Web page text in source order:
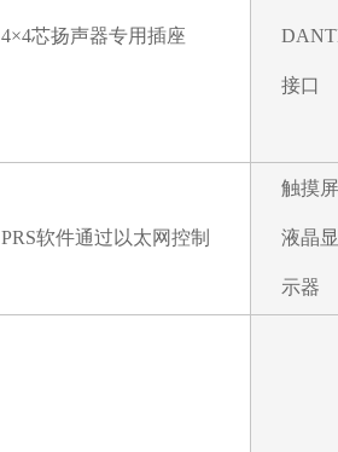
4×4芯扬声器专用插座
接口
PRS软件通过以太网控制
触摸屏
液晶显
示器